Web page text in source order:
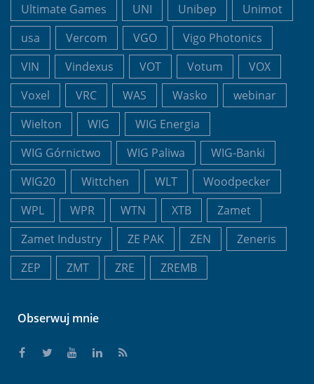
Ultimate Games
UNI Unibep
Unimot
usa
Vercom VGO
Vigo Photonics
VIN
Vindexus VOT Votum
VOX
Voxel
VRC WAS Wasko
webinar
Wielton
WIG
WIG Energia
WIG Górnictwo
WIG Paliwa
WIG-Banki
WIG20
Wittchen WLT
Woodpecker
WPL
WPR WTN XTB
Zamet
Zamet Industry
ZE PAK ZEN
Zeneris
ZEP
ZMT ZRE ZREMB
Obserwuj mnie